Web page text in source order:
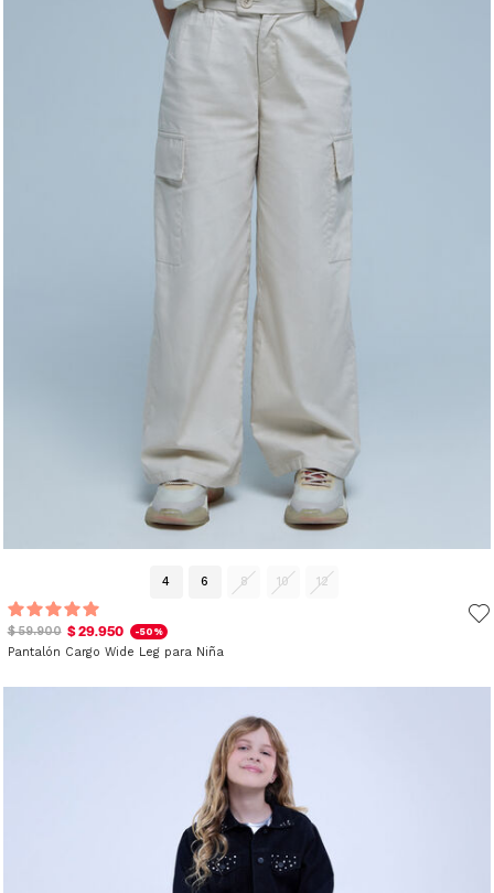
4 6 8 10 12
$ 59.900 $ 29.950 -50%
Pantalón Cargo Wide Leg para Niña